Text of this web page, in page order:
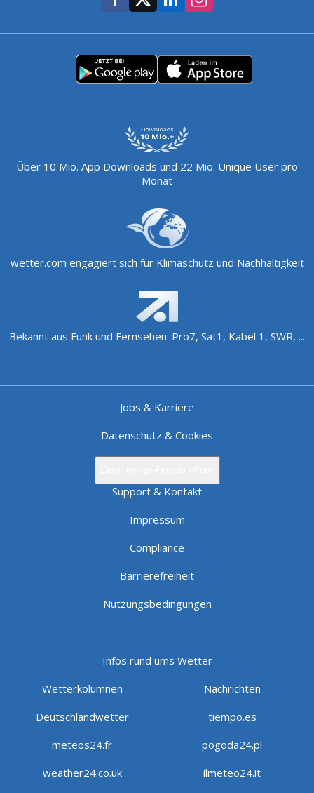
Über 10 Mio. App Downloads und 22 Mio. Unique User pro
Monat
wetter.com engagiert sich für Klimaschutz und Nachhaltigkeit
Bekannt aus Funk und Fernsehen: Pro7, Sat1, Kabel 1, SWR, ...
Jobs & Karriere
Datenschutz & Cookies
Support & Kontakt
Impressum
Compliance
Barrierefreiheit
Nutzungsbedingungen
Infos rund ums Wetter
Wetterkolumnen
Nachrichten
Deutschlandwetter
tiempo.es
meteos24.fr
pogoda24.pl
weather24.co.uk
ilmeteo24.it